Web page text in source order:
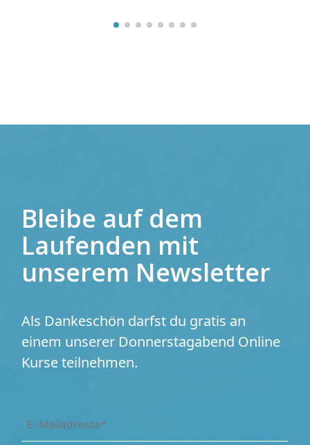
Bleibe auf dem
Laufenden mit
unserem Newsletter
Als Dankeschön darfst du gratis an
einem unserer Donnerstagabend Online
Kurse teilnehmen.